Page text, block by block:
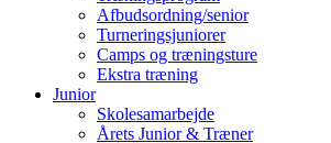
Afbudsordning/senior
Turneringsjuniorer
Camps og træningsture
Ekstra træning
Junior
Skolesamarbejde
Årets Junior & Træner